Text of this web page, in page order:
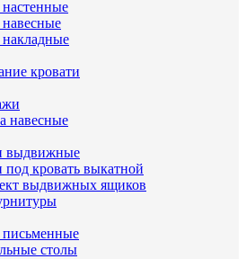
кровати
навесные
выдвижные
кровать выкатной
выдвижных ящиков
cтолы